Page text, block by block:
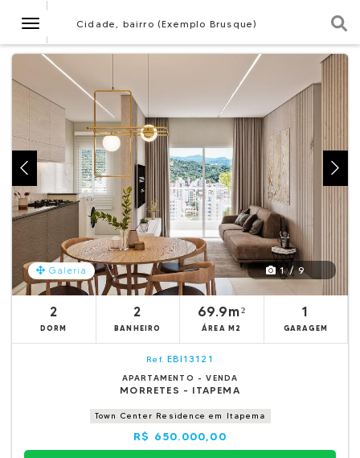
NavegaçãoCidade, bairro (Exemplo Brusque)
Galeria 1 / 9
2
DORM
2
BANHEIRO
69.9m²
ÁREA M2
1
GARAGEM
Ref. EBI13121
APARTAMENTO - VENDA
MORRETES - ITAPEMA
Town Center Residence em Itapema
R$ 650.000,00